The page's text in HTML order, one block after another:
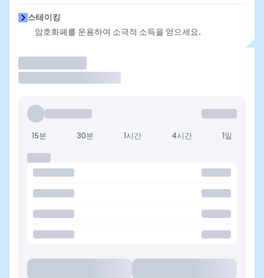
스테이킹
암호화폐를 운용하여 소극적 소득을 얻으세요.
15분 30분 1시간 4시간 1일